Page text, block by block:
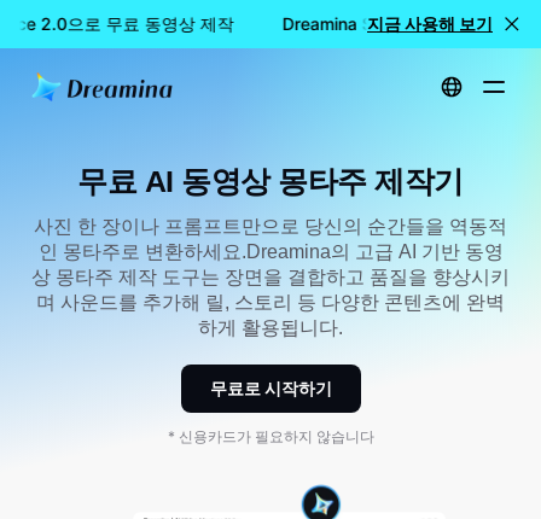
2.0으로 무료 동영상 제작 Dreamina Seedance 2.0으로 무
지금 사용해 보기
홈 만들기 무료 AI 비디오 몽타주 제작기
무료 AI 동영상 몽타주 제작기
사진 한 장이나 프롬프트만으로 당신의 순간들을 역동적
인 몽타주로 변환하세요.Dreamina의 고급 AI 기반 동영
상 몽타주 제작 도구는 장면을 결합하고 품질을 향상시키
며 사운드를 추가해 릴, 스토리 등 다양한 콘텐츠에 완벽
하게 활용됩니다.
무료로 시작하기
* 신용카드가 필요하지 않습니다